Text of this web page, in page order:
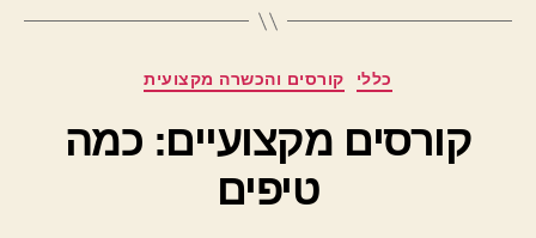
קטגוריות כללי קורסים והכשרה מקצועית
קורסים מקצועיים: כמה
טיפים